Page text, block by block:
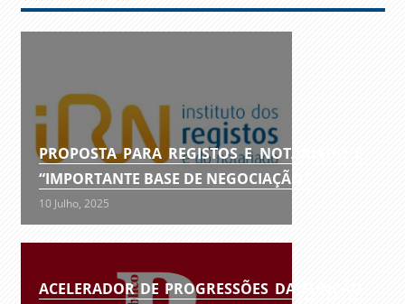
PROPOSTA PARA REGISTOS E NOTARIADO É
“IMPORTANTE BASE DE NEGOCIAÇÃO”
10 Julho, 2025
ACELERADOR DE PROGRESSÕES DA FUNÇÃO